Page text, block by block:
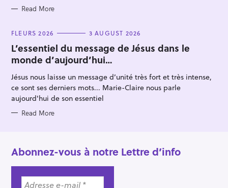
Read More
C
T
E
G
O
I
E
S
FLEURS 2026 3 AUGUST 2026
L’essentiel du message de Jésus dans le
monde d’aujourd’hui…
Jésus nous laisse un message d’unité très fort et très intense,
ce sont ses derniers mots... Marie-Claire nous parle
aujourd'hui de son essentiel
Read More
Abonnez-vous à notre Lettre d’info